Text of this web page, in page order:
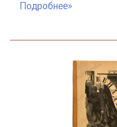
Подробнее»